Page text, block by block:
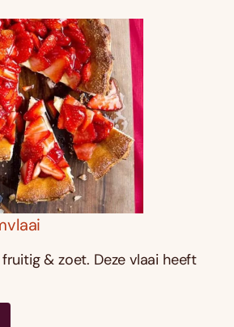
& zoet. Deze vlaai heeft